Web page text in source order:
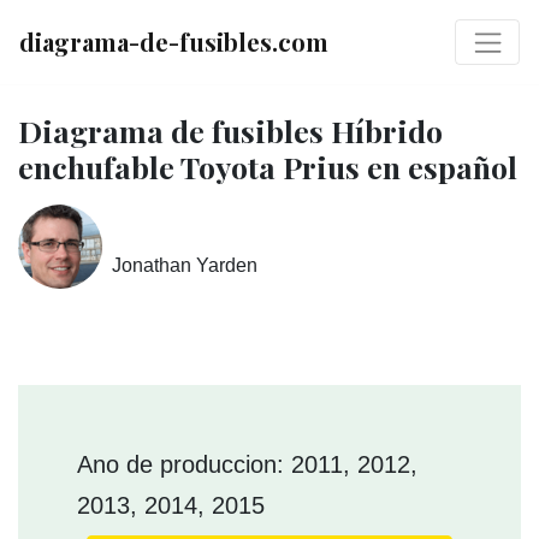
diagrama-de-fusibles.com
Diagrama de fusibles Híbrido
enchufable Toyota Prius en español
Jonathan Yarden
Ano de produccion: 2011, 2012,
2013, 2014, 2015